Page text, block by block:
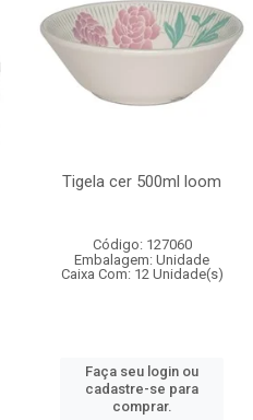
Tigela cer 500ml loom
Código: 127060
Embalagem: Unidade
Caixa Com: 12 Unidade(s)
Faça seu login ou
cadastre-se para
comprar.